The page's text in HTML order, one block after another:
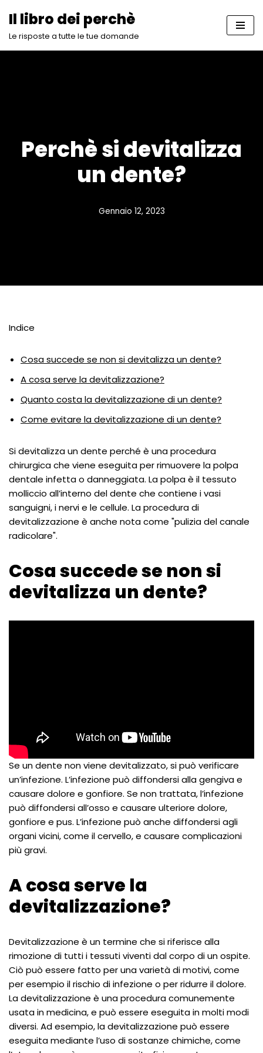
Vai
Il libro dei perchè
Le risposte a tutte le tue domande
Perchè si devitalizza
un dente?
Gennaio 12, 2023
Indice
Cosa succede se non si devitalizza un dente?
A cosa serve la devitalizzazione?
Quanto costa la devitalizzazione di un dente?
Come evitare la devitalizzazione di un dente?
Si devitalizza un dente perché è una procedura
chirurgica che viene eseguita per rimuovere la polpa
dentale infetta o danneggiata. La polpa è il tessuto
molliccio all’interno del dente che contiene i vasi
sanguigni, i nervi e le cellule. La procedura di
devitalizzazione è anche nota come "pulizia del canale
radicolare".
Cosa succede se non si
devitalizza un dente?
Se un dente non viene devitalizzato, si può verificare
un’infezione. L’infezione può diffondersi alla gengiva e
causare dolore e gonfiore. Se non trattata, l’infezione
può diffondersi all’osso e causare ulteriore dolore,
gonfiore e pus. L’infezione può anche diffondersi agli
organi vicini, come il cervello, e causare complicazioni
più gravi.
A cosa serve la
devitalizzazione?
Devitalizzazione è un termine che si riferisce alla
rimozione di tutti i tessuti viventi dal corpo di un ospite.
Ciò può essere fatto per una varietà di motivi, come
per esempio il rischio di infezione o per ridurre il dolore.
La devitalizzazione è una procedura comunemente
usata in medicina, e può essere eseguita in molti modi
diversi. Ad esempio, la devitalizzazione può essere
eseguita mediante l’uso di sostanze chimiche, come